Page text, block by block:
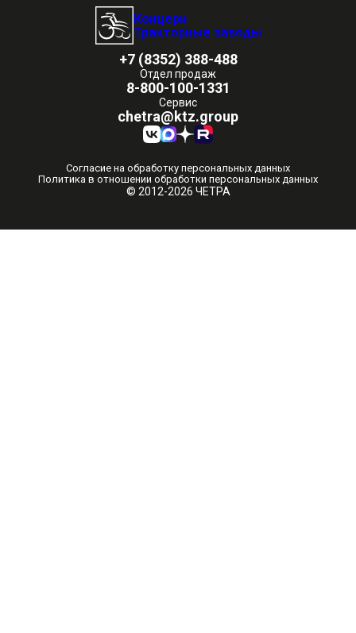
Концерн
Тракторные заводы
+7 (8352) 388-488
Отдел продаж
8-800-100-1331
Сервис
chetra@ktz.group
© 2012-2026 ЧЕТРА
Согласие на обработку персональных данных
Политика в отношении обработки персональных данных